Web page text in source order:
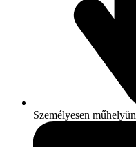
Személyesen